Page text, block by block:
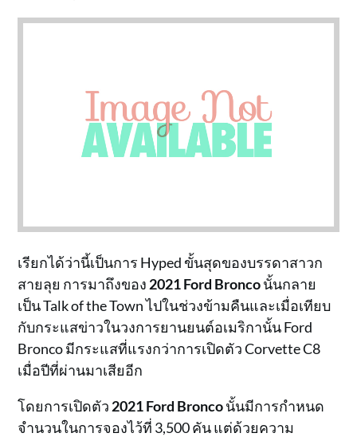
เรียกได้ว่านี้เป็นการ Hyped ขั้นสุดของบรรดาสาวก
สายลุย การมาถึงของ 2021 Ford Broncoนั้นกลาย
เป็น Talk of the Town ไปในช่วงข้ามคืนและเมื่อเทียบ
กับกระแสข่าวในวงการยานยนต์อเมริกานั้น Ford
Bronco มีกระแสที่แรงกว่าการเปิดตัว Corvette C8
เมื่อปีที่ผ่านมาเสียอีก
โดยการเปิดตัว 2021 Ford Broncoนั้นมีการกำหนด
จำนวนในการจองไว้ที่ 3,500 คัน แต่ด้วยความ